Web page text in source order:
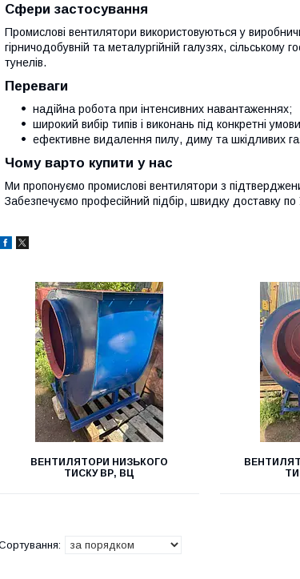
Сфери застосування
Промислові вентилятори використовуються у
гірничодобувній та металургійній галузях, сільському
тунелів.
Переваги
надійна робота при інтенсивних навантаженнях;
широкий вибір типів і виконань під конкретні
ефективне видалення пилу, диму та шкідливих
Чому варто купити у нас
Ми пропонуємо промислові вентилятори з
Забезпечуємо професійний підбір, швидку доставку по
ВЕНТИЛЯТОРИ НИЗЬКОГО
ТИСКУ ВР, ВЦ